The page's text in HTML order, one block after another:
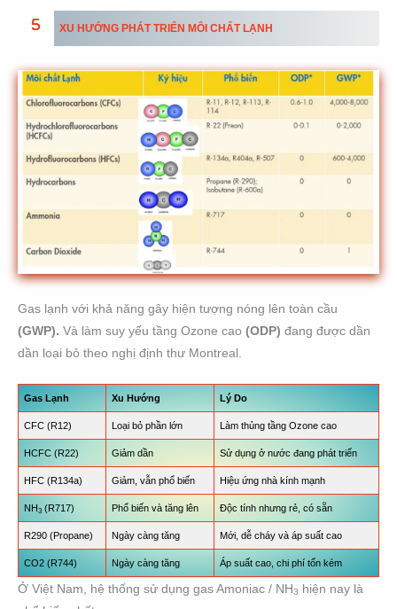
XU HƯỚNG PHÁT TRIỂN MÔI CHẤT LẠNH
Gas lạnh với khả năng gây hiện tượng nóng lên toàn cầu
(GWP). Và làm suy yếu tầng Ozone cao (ODP) đang được dần
dần loại bỏ theo nghị định thư Montreal.
Gas Lạnh Xu Hướng Lý Do
CFC (R12) Loại bỏ phần lớn Làm thủng tầng Ozone cao
HCFC (R22) Giảm dần Sử dụng ở nước đang phát triển
HFC (R134a) Giảm, vẫn phổ biến Hiệu ứng nhà kính mạnh
NH3(R717) Phổ biến và tăng lên Độc tính nhưng rẻ, có sẵn
R290 (Propane) Ngày càng tăng Mới, dễ cháy và áp suất cao
CO2 (R744) Ngày càng tăng Áp suất cao, chi phí tốn kém
Ở Việt Nam, hệ thống sử dụng gas Amoniac / NH3
hiện nay là